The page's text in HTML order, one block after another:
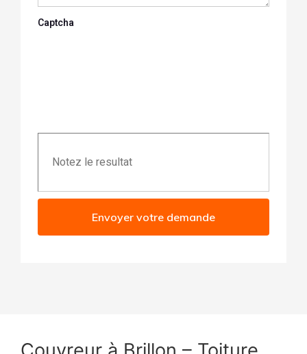
Captcha
Envoyer votre demande